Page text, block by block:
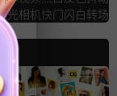
光相机快门闪白转场